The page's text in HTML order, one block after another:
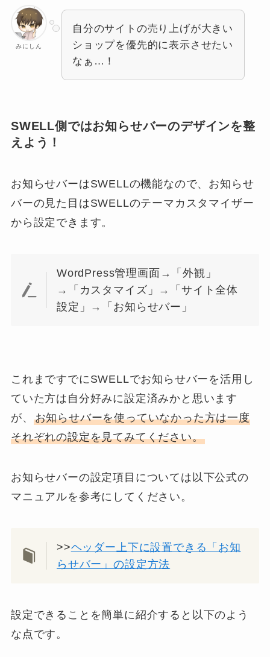
みにしん
自分のサイトの売り上げが大きい
ショップを優先的に表示させたい
なぁ…！
SWELL側ではお知らせバーのデザインを整
えよう！
お知らせバーはSWELLの機能なので、お知らせ
バーの見た目はSWELLのテーマカスタマイザー
から設定できます。
WordPress管理画面→「外観」
→「カスタマイズ」→「サイト全体
設定」→「お知らせバー」
これまですでにSWELLでお知らせバーを活用し
ていた方は自分好みに設定済みかと思います
が、 お知らせバーを使っていなかった方は一度
それぞれの設定を見てみてください。
お知らせバーの設定項目については以下公式の
マニュアルを参考にしてください。
>>ヘッダー上下に設置できる「お知
らせバー」の設定方法
設定できることを簡単に紹介すると以下のよう
な点です。